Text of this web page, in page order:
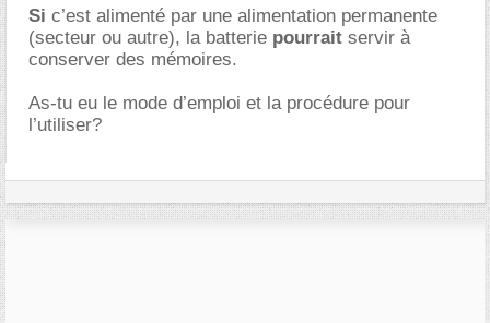
Si c’est alimenté par une alimentation permanente
(secteur ou autre), la batterie pourrait servir à
conserver des mémoires.
As-tu eu le mode d’emploi et la procédure pour
l’utiliser?